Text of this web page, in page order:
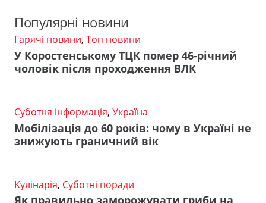
Популярні новини
Гарячі новини, Топ новини
У Коростенському ТЦК помер 46-річний
чоловік після проходження ВЛК
Суботня інформація, Україна
Мобілізація до 60 років: чому в Україні не
знижують граничний вік
Кулінарія, Суботні поради
Як правильно заморожувати гриби на